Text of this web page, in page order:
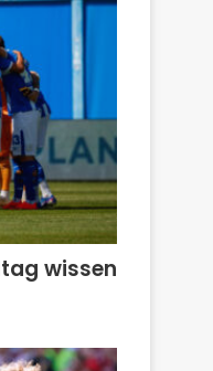
wissen